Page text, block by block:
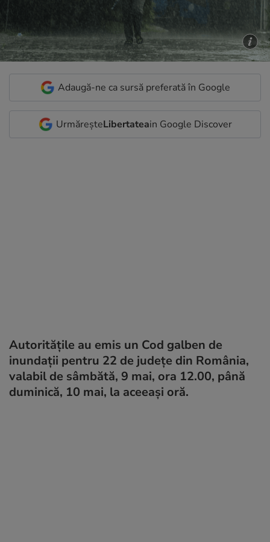
Adaugă-ne ca sursă preferată în Google
UrmăreșteLibertateain Google Discover
Autoritățile au emis un Cod galben de
inundații pentru 22 de județe din România,
valabil de sâmbătă, 9 mai, ora 12.00, până
duminică, 10 mai, la aceeași oră.